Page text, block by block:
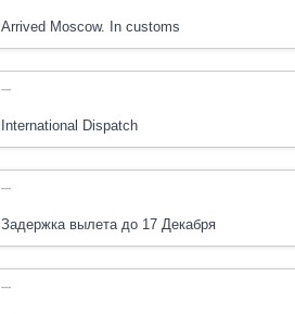
Arrived Moscow. In customs
---
International Dispatch
---
Задержка вылета до 17 Декабря
---